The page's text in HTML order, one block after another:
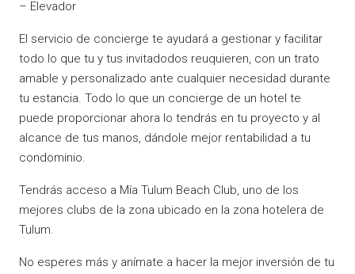
– Elevador
El servicio de concierge te ayudará a gestionar y facilitar
todo lo que tu y tus invitadodos reuquieren, con un trato
amable y personalizado ante cualquier necesidad durante
tu estancia. Todo lo que un concierge de un hotel te
puede proporcionar ahora lo tendrás en tu proyecto y al
alcance de tus manos, dándole mejor rentabilidad a tu
condominio.
Tendrás acceso a Mía Tulum Beach Club, uno de los
mejores clubs de la zona ubicado en la zona hotelera de
Tulum.
No esperes más y anímate a hacer la mejor inversión de tu